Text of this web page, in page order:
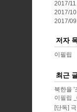
2017/11
2017/10
2017/09
저자
이필립
최근
북한을 '
이필립
[단독]